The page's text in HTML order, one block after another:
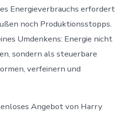
Energieverbrauchs erfordert
noch Produktionsstopps.
Umdenkens: Energie nicht
sondern als steuerbare
verfeinern und
Angebot von Harry